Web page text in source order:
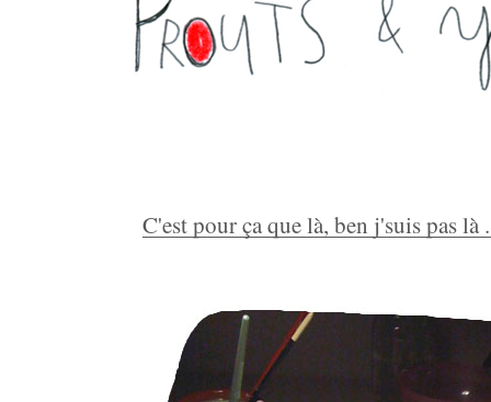
C'est pour ça que là, ben j'suis pas là